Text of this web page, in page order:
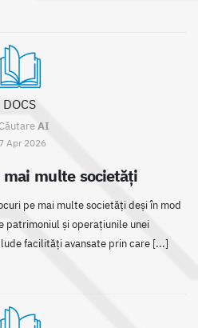
DOCS
AI
Apr 2026
mai multe societăţi
pe mai multe societăți deși în mod
patrimoniul și operațiunile unei
facilități avansate prin care [...]